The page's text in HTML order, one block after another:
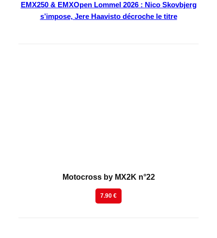
EMX250 & EMXOpen Lommel 2026 : Nico Skovbjerg
s’impose, Jere Haavisto décroche le titre
Motocross by MX2K n°22
7.90 €